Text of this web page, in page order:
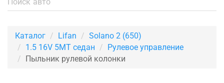
Каталог Lifan
Solano 2 (650)
1.5 16V 5MT седан
Рулевое управление
Пыльник рулевой колонки